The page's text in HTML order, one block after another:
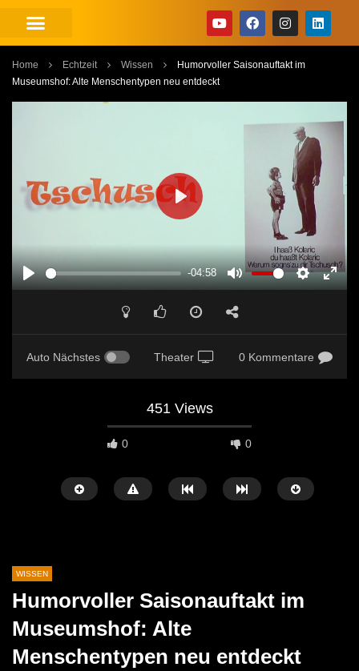
Home Echtzeit Wissen
Humorvoller Saisonauftakt im
Museumshof: Alte Menschentypen neu entdeckt
PLAY
-04:58
MUTE SETTINGS
PLAY
Auto Nächstes Theater 0 Kommentare
451 Views
0 0
Umweltkirtag 2025 in St. Michael
ECHTZEIT-TV
13. JULI 2025
Tag des… Briefe
(Kalligraphie)
WISSEN
Humorvoller Saisonauftakt im
Museumshof: Alte
Menschentypen neu entdeckt